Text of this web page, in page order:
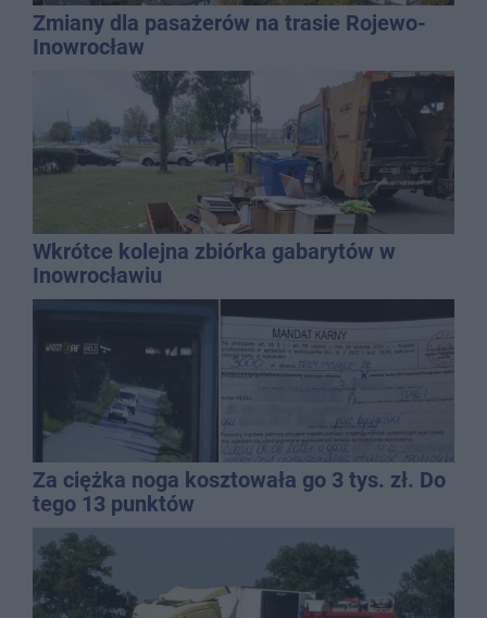
Zmiany dla pasażerów na trasie Rojewo-
Inowrocław
Wkrótce kolejna zbiórka gabarytów w
Inowrocławiu
Za ciężka noga kosztowała go 3 tys. zł. Do
tego 13 punktów